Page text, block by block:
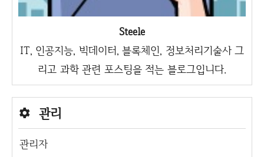
Steele
IT, 인공지능, 빅데이터, 블록체인, 정보처리기술사 그
리고 과학 관련 포스팅을 적는 블로그입니다.
관리
관리자